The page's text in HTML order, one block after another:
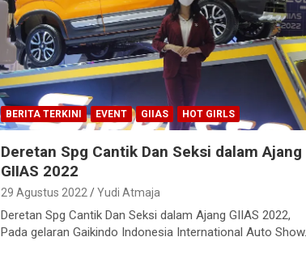
BERITA TERKINI EVENT GIIAS HOT GIRLS
Deretan Spg Cantik Dan Seksi dalam Ajang
GIIAS 2022
29 Agustus 2022 Yudi Atmaja
Deretan Spg Cantik Dan Seksi dalam Ajang GIIAS 2022,
Pada gelaran Gaikindo Indonesia International Auto Show…